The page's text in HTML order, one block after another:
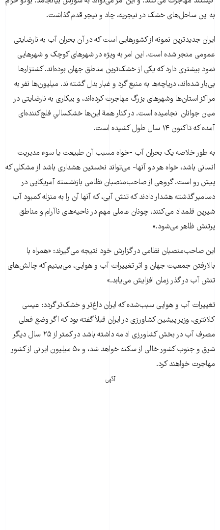
به این ساحل‌های خشک در نیجریه، چاد و نیجر قدم گذاشت.
ایران جدید‌ترین نمونه از کشورهایی است که در آن بحران آب به نارضایتی
عمومی منجر شده است. این امر به ویژه در شهرهای کوچک و شهرهایی
نمود بیشتری دارد که یکی از خشک‌ترین مناطق جهان بوده‌اند. کشتزارها
بی‌بار شده‌اند، دریاچه‌ها به منبع گرد و غبار بدل گشته‌اند. میلیون‌ها نفر به
مراکز استان‌ها وشهرهای بزرگ مهاجرت کرده‌اند، و بیکاری به نارضایتی در
میان جوانان انجامیده است. در کنار همة‌ این‌ها خشکسالیِ فلج‌کننده‌ای
آمده که تاکنون ۱۴ سال طول کشیده است.
به طور خلاصه یک بحران آب -خواه مسبب آن طبیعت یا سوء مدیریت
انسانی باشد، خواه هر دو آنها- می‌تواند نخستین هشداری باشد از مشکلی که
پیش رو است. گروهی از صاحب‌منصبان نظامی بازنشسته آمریکایی در
دسامبر گذشته هشدار دادند که تنش آبی، که آنها آن را به منزله کمبود آب
شیرین قلمداد می‌کنند، چونان عاملی مهم در ناحیه‌های ناآرام و مناطق
پرتنش ظاهر می‌شود.»
این صاحب‌منصبان نظامی در گزارش خود نتیجه می‌گیرند: «همراه با
بالارفتن جمعیت جهان و اثر تغییرات آب و هوایی، می‌بینیم که چالش‌های
تنش آب در گذر زمان افزایش می‌یابد.»
تغییرات آب و هوایی سبب‌شده که ایران داغ‌تر و خشک‌تر گردد: عیسی
کلانتری، وزیر پیشین کشاورزی در ایران قبلاً گفته بود که اگر وضع فعلی
مصرف آب در بخش کشاورزی ادامه داشته باشد در کمتر از ۲۵ سال دیگر
شرق و جنوب کشور خالی از سکنه خواهد شد، و ۵۰ میلیون ایرانی از کشور
مهاجرت خواهند کرد.
آگهی